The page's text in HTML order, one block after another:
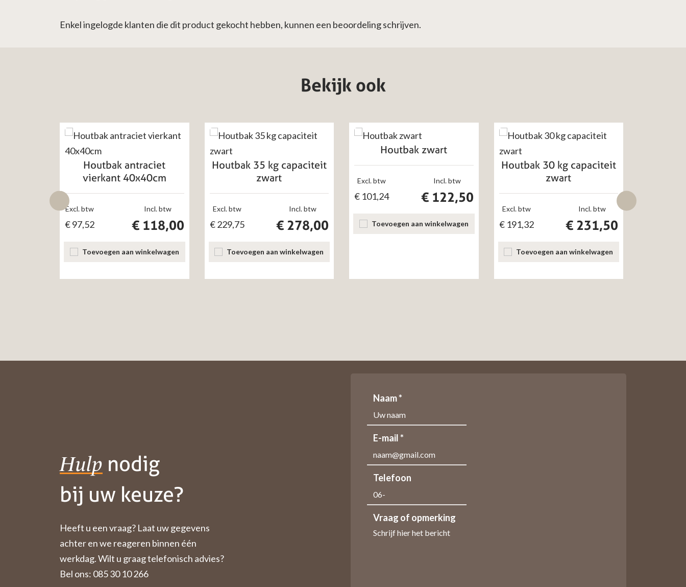
Enkel ingelogde klanten die dit product gekocht hebben, kunnen een beoordeling schrijven.
Bekijk ook
Houtbak antraciet
vierkant 40x40cm
Incl. btw
€118,00
Excl. btw
€97,52
Toevoegen aan winkelwagen
Houtbak 35 kg capaciteit
zwart
Incl. btw
€ 278,00
Excl. btw
€229,75
Toevoegen aan winkelwagen
Houtbak zwart
Incl. btw
€122,50
Excl. btw
€ 101,24
Toevoegen aan winkelwagen
Houtbak 30 kg capaciteit
zwart
Incl. btw
€ 231,50
Excl. btw
€191,32
Toevoegen aan winkelwagen
Hulp nodig
bij uw keuze?
Heeft u een vraag? Laat uw gegevens
achter en we reageren binnen één
werkdag. Wilt u graag telefonisch advies?
Bel ons: 085 30 10 266
Naam *
E-mail *
Telefoon
Vraag of opmerking